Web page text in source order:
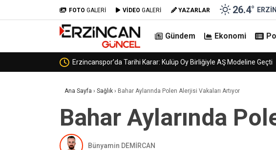
FOTO GALERİ VİDEO GALERİ YAZARLAR 26.4°
Gündem Ekonomi
Erzincanspor’un Geleceği 5 Temmuz’da
Ana Sayfa › Sağlık › Bahar Aylarında Polen Alerjisi Vakaları Artıyor
Bahar Aylarında
Bünyamin DEMİRCAN